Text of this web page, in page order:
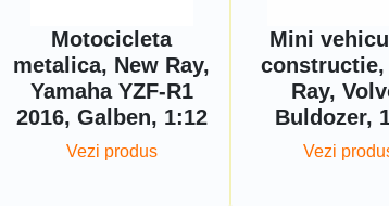
Motocicleta
metalica, New Ray,
Yamaha YZF-R1
2016, Galben, 1:12
Vezi produs
Mini
constructie,
Ray,
Buldozer,
Vezi